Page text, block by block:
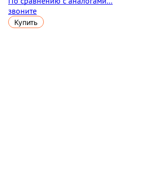
звоните
Купить